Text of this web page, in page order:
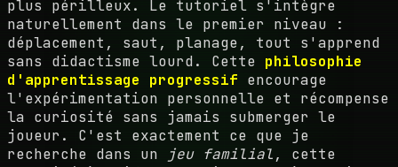
plus périlleux. Le tutoriel s'intègre
naturellement dans le premier niveau :
déplacement, saut, planage, tout s'apprend
sans didactisme lourd. Cette philosophie
d'apprentissage progressif encourage
l'expérimentation personnelle et récompense
la curiosité sans jamais submerger le
joueur. C'est exactement ce que je
recherche dans un
jeu familial, cette